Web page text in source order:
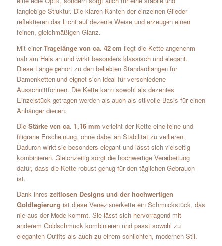
langlebige Struktur. Die klaren Kanten der einzelnen Glieder
reflektieren das Licht auf dezente Weise und erzeugen einen
feinen, gleichmäßigen Glanz.
Mit einerTragelänge von ca. 42 cm liegt die Kette angenehm
nah am Hals an und wirkt besonders klassisch und elegant.
Diese Länge gehört zu den beliebten Standardlängen für
Damenketten und eignet sich ideal für verschiedene
Ausschnittformen. Die Kette kann sowohl als dezentes
Einzelstück getragen werden als auch als stilvolle Basis für einen
Anhänger dienen.
Die Stärke von ca. 1,16 mm verleiht der Kette eine feine und
filigrane Erscheinung, ohne dabei an Stabilität zu verlieren.
Dadurch wirkt sie besonders elegant und lässt sich vielseitig
kombinieren. Gleichzeitig sorgt die hochwertige Verarbeitung
dafür, dass die Kette robust genug für den täglichen Gebrauch
ist.
Dank ihres zeitlosen Designs und der hochwertigen
Goldlegierung ist diese Venezianerkette ein Schmuckstück, das
nie aus der Mode kommt. Sie lässt sich hervorragend mit
anderem Goldschmuck kombinieren und passt sowohl zu
eleganten Outfits als auch zu einem schlichten, modernen Stil.